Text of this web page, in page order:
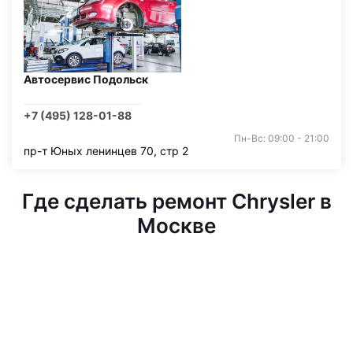
Автосервис Подольск
+7 (495) 128-01-88
Пн-Вс: 09:00 - 21:00
пр-т Юных ленинцев 70, стр 2
Где сделать ремонт Chrysler в
Москве